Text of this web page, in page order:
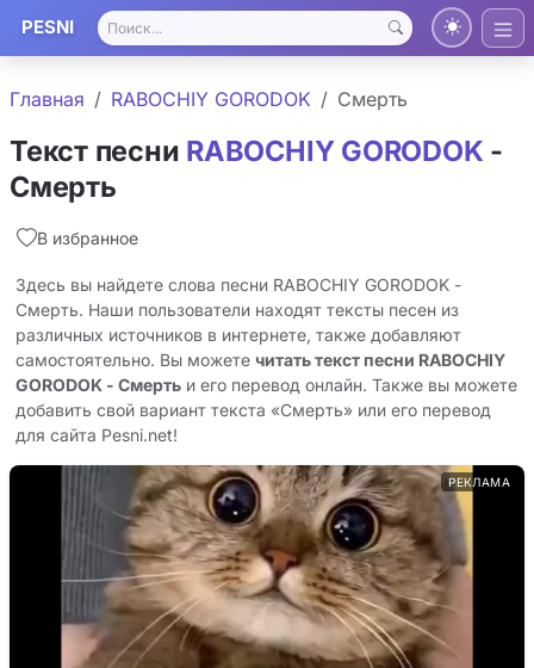
PESNI
Главная RABOCHIY GORODOK Смерть
Текст песни RABOCHIY GORODOK -
Смерть
В избранное
Здесь вы найдете слова песни RABOCHIY GORODOK -
Смерть. Наши пользователи находят тексты песен из
различных источников в интернете, также добавляют
самостоятельно. Вы можете читать текст песни RABOCHIY
GORODOK - Смерть и его перевод онлайн. Также вы можете
добавить свой вариант текста «Смерть» или его перевод
для сайта Pesni.net!
РЕКЛАМА